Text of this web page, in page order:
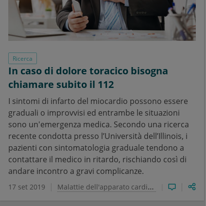
Ricerca
In caso di dolore toracico bisogna
chiamare subito il 112
I sintomi di infarto del miocardio possono essere
graduali o improvvisi ed entrambe le situazioni
sono un'emergenza medica. Secondo una ricerca
recente condotta presso l’Università dell’Illinois, i
pazienti con sintomatologia graduale tendono a
contattare il medico in ritardo, rischiando così di
andare incontro a gravi complicanze.
17 set 2019 Malattie dell'apparato cardiovascolare